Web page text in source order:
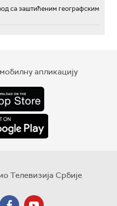
са заштићеним географским
апликацију
Телевизија Србије